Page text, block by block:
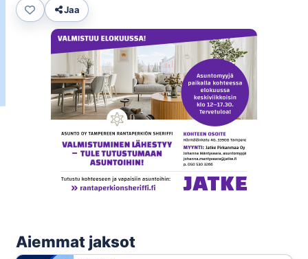
Jaa
Aiemmat jaksot